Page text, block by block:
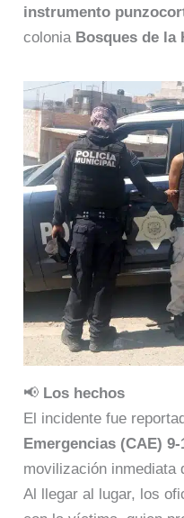
instrumento
colonia Bosques de la
📢 Los hechos
El incidente fue
Emergencias (CAE) 9-
movilización inmediata
Al llegar al lugar, los